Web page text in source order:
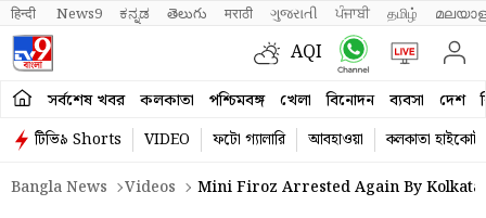
हिन्दी News9 ಕನ್ನಡ తెలుగు मराठी ગુજરાતી ਪੰਜਾਬੀ தமிழ்
AQI
সর্বশেষ খবর কলকাতা পশ্চিমবঙ্গ খেলা বিনোদন ব্যবসা দেশ
টিভি৯ Shorts VIDEO ফটো গ্যালারি আবহাওয়া
কলকাতা হাইকোর্ট
Bangla News
Videos Mini Firoz Arrested Again By Kolkata